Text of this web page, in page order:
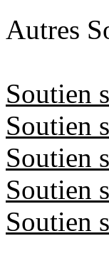
Autres
Soutien
Soutien
Soutien
Soutien
Soutien